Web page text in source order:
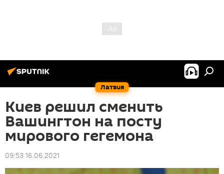
Латвия
Киев решил сменить
Вашингтон на посту
мирового гегемона
09:53 16.06.2021